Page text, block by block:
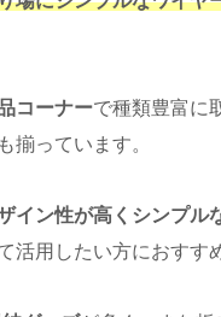
コーナーで種類豊富に
揃っています。
イン性が高くシンプル
活用したい方におすす